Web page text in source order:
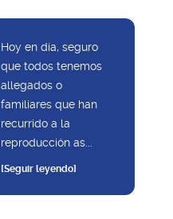
Hoy en día, seguro
que todos tenemos
allegados o
familiares que han
recurrido a la
reproducción as...
[Seguir leyendo]